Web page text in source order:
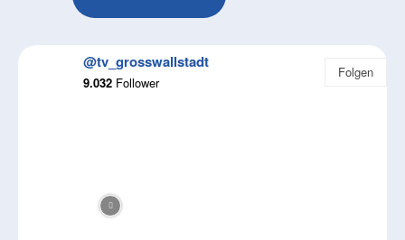
@tv_grosswallstadt
9.032 Follower
Folgen